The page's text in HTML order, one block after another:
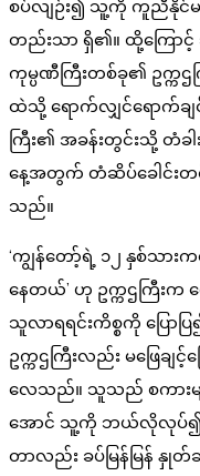
စပ်လျဉ်း၍ သူ့ကို ကူညီနို
တည်းသာ ရှိ၏။ ထို့ကြေ
ကုမ္ပဏီကြီးတစ်ခု၏ ဥက္က
ထဲသို့ ရောက်လျှင်ရောက်ခ
ကြီး၏ အခန်းတွင်းသို့ တံခါ
နေ့အတွက် တံဆိပ်ခေါင်းတစ်
သည်။
‘ကျွန်တော့်ရဲ့ ၁၂ နှစ်သား
နေတယ်’ ဟု ဥက္ကဌကြီးက
သူလာရရင်းကိစ္စကို ပြော
ဥက္ကဌကြီးလည်း မဖြေချ
လေသည်။ သူသည် စကားများ
အောင် သူ့ကို ဘယ်လိုလုပ်၍မျှ
တာလည်း ခပ်မြန်မြန် နှုတ်